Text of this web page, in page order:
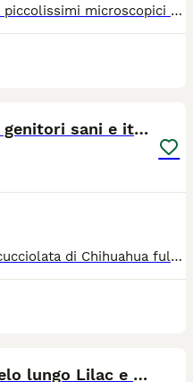
Splendidi cuccioli di chihuahua piccolissimi microscopici rimarranno molto piccoli genitori visibili entrambi di mia proprietà sono nati il 22 giugno verranno consegnati al compimento dei 60gg con ciclo sverminazioni vaccino microchip passaggio di proprietà libretto sanitario contatto telefonico 379 1459776
Splendidi chihuahua fulvi genitori sani e italiani
​Disponibile a luglio splendida cucciolata di Chihuahua fulvi (anche carbonati con macchie bianche). ​ 🏆 Genealogia e Salute La qualità dei nostri cuccioli parte dalle loro radici. Entrambi i genitori provengono da due dei più rinomati allevamenti italiani (documenti in foto) scelti per l'eccellenza delle loro linee di sangue e per l'attenzione alla salute e al carattere: Genitori visibili e di nostra proprietà. Carattere equilibrato, socievole e affettuoso. ❤️ La nostra Filosofia: Etica e Libertà Crediamo fermamente che un cane felice sia un cane che vive la casa. La nostra non è una produzione "in serie", ma un atto d'amore. Per informazioni, foto o per venire a conoscere i piccoli e i loro genitori, contattateci qui o sulla nostra pagina Fb (i chihuahua delle lanterne) o Ig (le_lanterne_) *Siamo a disposizione per qualsiasi consiglio pre e post-adozione.*
Cuccioli di chihuahua a pelo lungo Lilac e Blu